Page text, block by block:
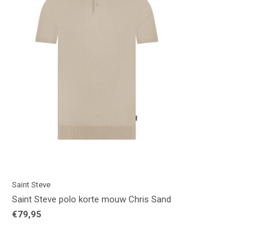
Saint Steve
Saint Steve polo korte mouw Chris Sand
€79,95